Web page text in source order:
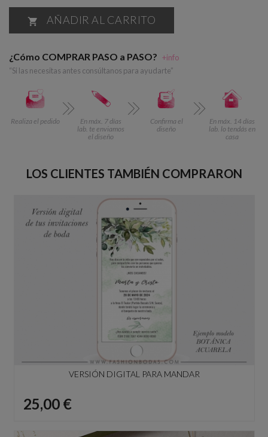
 AÑADIR AL CARRITO
¿Cómo COMPRAR PASO a PASO? +info
“Si las necesitas antes consúltanos para ayudarte”
Realiza el pedido
En máx. 7 días
lab. te enviamos
el diseño
Confirma el
diseño
En máx. 14 días
lab. lo tendás en
casa
LOS CLIENTES TAMBIÉN COMPRARON
VERSIÓN DIGITAL PARA MANDAR
Precio
25,00 €